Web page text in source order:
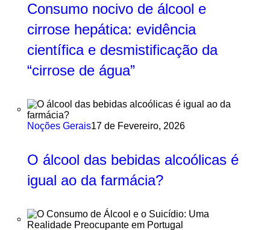
Consumo nocivo de álcool e
cirrose hepática: evidência
científica e desmistificação da
“cirrose de água”
Noções Gerais17 de Fevereiro, 2026
O álcool das bebidas alcoólicas é
igual ao da farmácia?